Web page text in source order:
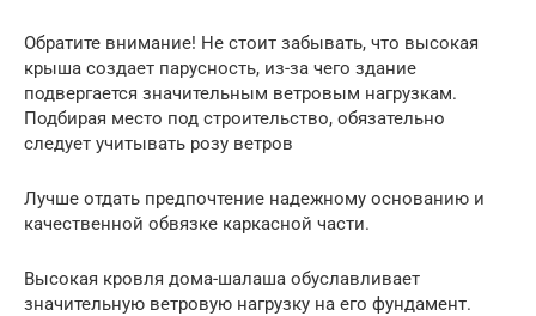
Обратите внимание! Не стоит забывать, что высокая
крыша создает парусность, из-за чего здание
подвергается значительным ветровым нагрузкам.
Подбирая место под строительство, обязательно
следует учитывать розу ветров
Лучше отдать предпочтение надежному основанию и
качественной обвязке каркасной части.
Высокая кровля дома-шалаша обуславливает
значительную ветровую нагрузку на его фундамент.